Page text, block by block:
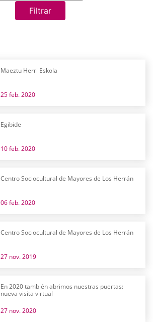
Filtrar
Maeztu Herri Eskola
25 feb. 2020
Egibide
10 feb. 2020
Centro Sociocultural de Mayores de Los Herrán
06 feb. 2020
Centro Sociocultural de Mayores de Los Herrán
27 nov. 2019
En 2020 también abrimos nuestras puertas:
nueva visita virtual
27 nov. 2020